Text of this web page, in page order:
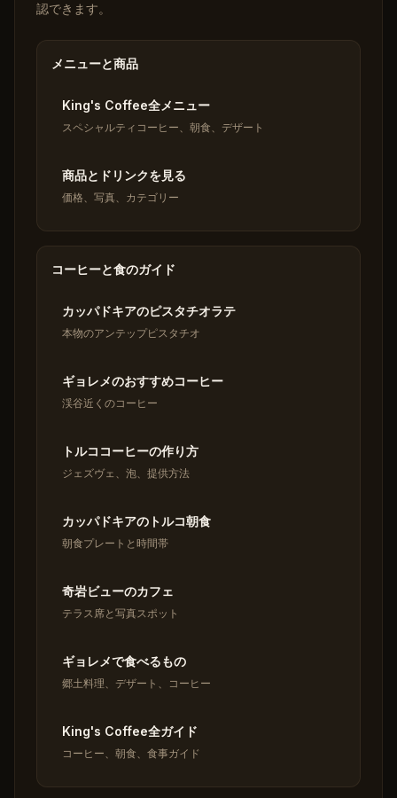
認できます。
メニューと商品
King's Coffee全メニュー
スペシャルティコーヒー、朝食、デザート
商品とドリンクを見る
価格、写真、カテゴリー
コーヒーと食のガイド
カッパドキアのピスタチオラテ
本物のアンテップピスタチオ
ギョレメのおすすめコーヒー
渓谷近くのコーヒー
トルココーヒーの作り方
ジェズヴェ、泡、提供方法
カッパドキアのトルコ朝食
朝食プレートと時間帯
奇岩ビューのカフェ
テラス席と写真スポット
ギョレメで食べるもの
郷土料理、デザート、コーヒー
King's Coffee全ガイド
コーヒー、朝食、食事ガイド